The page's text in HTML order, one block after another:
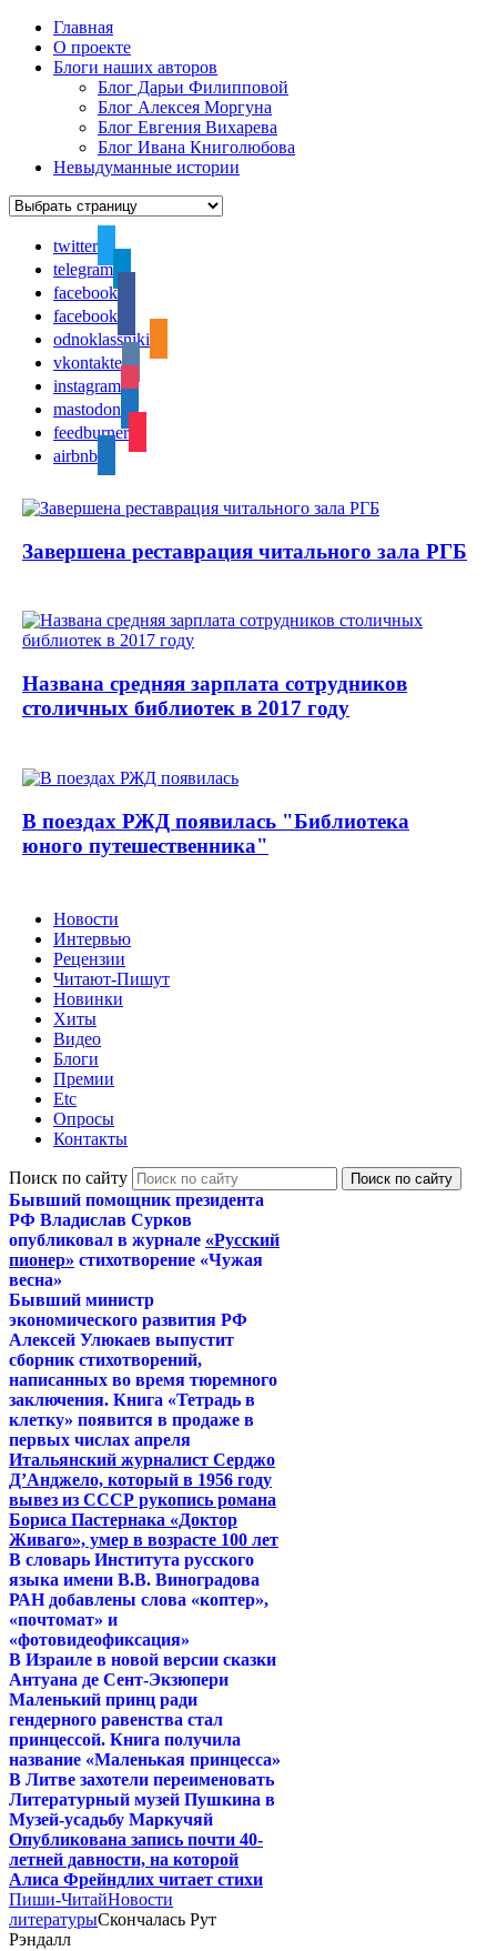
Главная
О проекте
Блоги наших авторов
Блог Дарьи Филипповой
Блог Алексея Моргуна
Блог Евгения Вихарева
Блог Ивана Книголюбова
Невыдуманные истории
twitter
telegram
facebook
facebook
odnoklassniki
vkontakte
instagram
mastodon
feedburner
airbnb
Завершена реставрация читального зала РГБ
Названа средняя зарплата сотрудников
столичных библиотек в 2017 году
В поездах РЖД появилась "Библиотека
юного путешественника"
Новости
Интервью
Рецензии
Читают-Пишут
Новинки
Хиты
Видео
Блоги
Премии
Etc
Опросы
Контакты
Поиск по сайту
Бывший помощник президента
РФ Владислав Сурков
опубликовал в журнале «Русский
пионер» стихотворение «Чужая
весна»
Бывший министр
экономического развития РФ
Алексей Улюкаев выпустит
сборник стихотворений,
написанных во время тюремного
заключения. Книга «Тетрадь в
клетку» появится в продаже в
первых числах апреля
Итальянский журналист Серджо
Д’Анджело, который в 1956 году
вывез из СССР рукопись романа
Бориса Пастернака «Доктор
Живаго», умер в возрасте 100 лет
В словарь Института русского
языка имени В.В. Виноградова
РАН добавлены слова «коптер»,
«почтомат» и
«фотовидеофиксация»
В Израиле в новой версии сказки
Антуана де Сент-Экзюпери
Маленький принц ради
гендерного равенства стал
принцессой. Книга получила
название «Маленькая принцесса»
В Литве захотели переименовать
Литературный музей Пушкина в
Музей-усадьбу Маркучяй
Опубликована запись почти 40-
летней давности, на которой
Алиса Фрейндлих читает стихи
Пиши-ЧитайНовости
литературыСкончалась Рут
Рэндалл